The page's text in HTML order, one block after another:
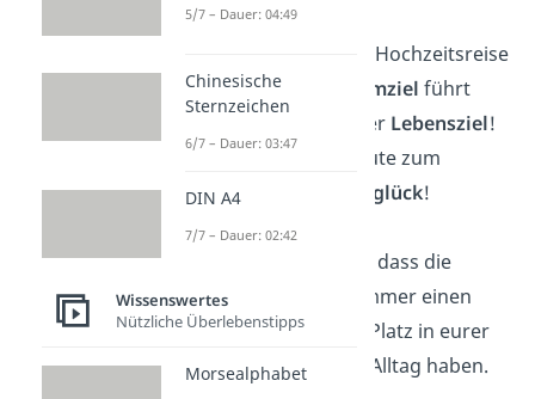
Ich hoffe, dass die Hochzeitsreise
euch an euer
Traumziel führt
und die Ehe an euer Lebensziel!
Alles erdenklich Gute zum
gemeinsamen
Eheglück!
Ich wünsche euch, dass die
kleinen
immer einen
ganz besonderen Platz in eurer
Ehe und in eurem Alltag haben.
5/7 – Dauer: 04:49
Chinesische
Sternzeichen
6/7 – Dauer: 03:47
DIN A4
7/7 – Dauer: 02:42
Wissenswertes
Nützliche Überlebenstipps
Morsealphabet